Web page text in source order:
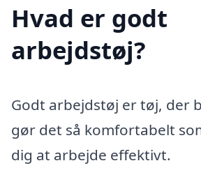
Hvad er godt
arbejdstøj?
Godt arbejdstøj er tøj, der
gør det så komfortabelt
dig at arbejde effektivt.